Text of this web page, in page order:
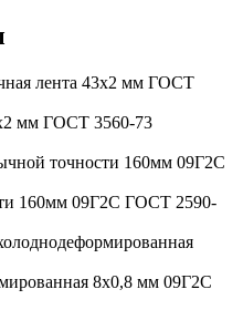
мм ГОСТ 3560-73
160мм 09Г2С ГОСТ 2590-
8x0,8 мм 09Г2С